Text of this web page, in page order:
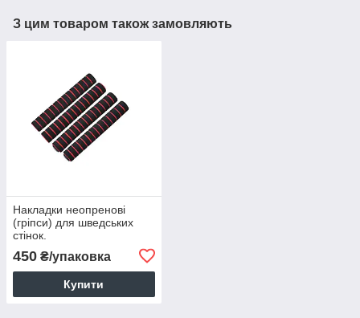
З цим товаром також замовляють
Накладки неопренові
(гріпси) для шведських
стінок.
450 ₴/упаковка
Купити